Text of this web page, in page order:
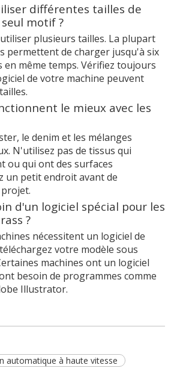
différentes tailles de
motif ?
plusieurs tailles. La plupart
permettent de charger jusqu'à six
en même temps. Vérifiez toujours
de votre machine peuvent
le mieux avec les
le denim et les mélanges
N'utilisez pas de tissus qui
ou qui ont des surfaces
un petit endroit avant de
d'un logiciel spécial pour les
?
nécessitent un logiciel de
votre modèle sous
machines ont un logiciel
besoin de programmes comme
Illustrator.
automatique à haute vitesse